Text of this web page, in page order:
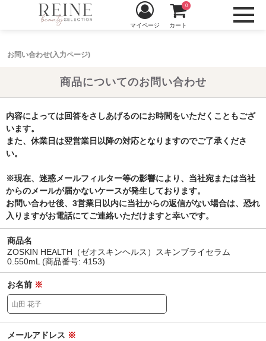
お問い合わせ(入力ページ)
マイページ カート
0
商品についてのお問い合わせ
内容によっては回答をさしあげるのにお時間をいただくこともござ
います。
また、休業日は翌営業日以降の対応となりますのでご了承くださ
い。
※現在、迷惑メールフィルター等の影響により、当社宛または当社
からのメールが届かないケースが発生しております。
お問い合わせ後、3営業日以内に当社からの返信がない場合は、恐れ
入りますがお電話にてご連絡いただけますと幸いです。
商品名
ZOSKIN HEALTH（ゼオスキンヘルス）スキンブライセラム
0.550mL (商品番号: 4153)
お名前 ※
メールアドレス ※